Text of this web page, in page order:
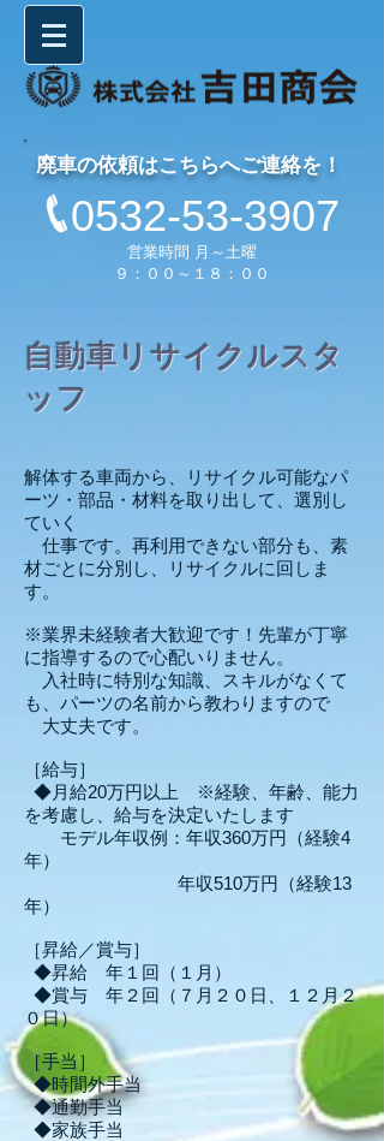
廃車の依頼はこちらへご連絡を！
0532-53-3907
営業時間 月～土曜
９：００～１８：００
自動車リサイクルスタ
ッフ
解体する車両から、リサイクル可能なパ
ーツ・部品・材料を取り出して、選別し
ていく
仕事です。再利用できない部分も、素
材ごとに分別し、リサイクルに回しま
す。
※業界未経験者大歓迎です！先輩が丁寧
に指導するので心配いりません。
入社時に特別な知識、スキルがなくて
も、パーツの名前から教わりますので
大丈夫です。
［給与］
◆月給20万円以上 ※経験、年齢、能力
を考慮し、給与を決定いたします
モデル年収例：年収360万円（経験4
年）
年収510万円（経験13
年）
［昇給／賞与］
◆昇給 年１回（１月）
◆賞与 年２回（７月２０日、１２月２
０日）
［手当］
◆時間外手当
◆通勤手当
◆家族手当